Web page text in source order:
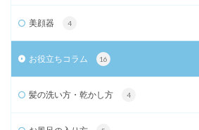
美顔器 4
お役立ちコラム 16
髪の洗い方・乾かし方 4